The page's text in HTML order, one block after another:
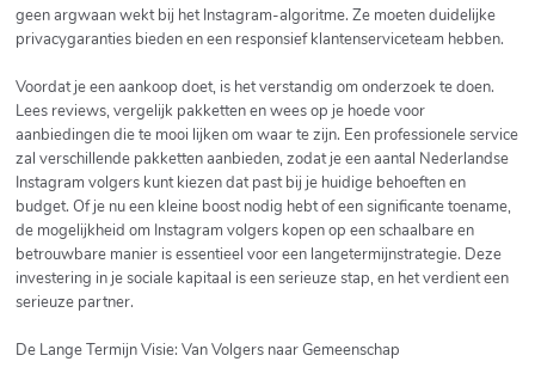
geen argwaan wekt bij het Instagram-algoritme. Ze moeten duidelijke
privacygaranties bieden en een responsief klantenserviceteam hebben.
Voordat je een aankoop doet, is het verstandig om onderzoek te doen.
Lees reviews, vergelijk pakketten en wees op je hoede voor
aanbiedingen die te mooi lijken om waar te zijn. Een professionele service
zal verschillende pakketten aanbieden, zodat je een aantal Nederlandse
Instagram volgers kunt kiezen dat past bij je huidige behoeften en
budget. Of je nu een kleine boost nodig hebt of een significante toename,
de mogelijkheid om Instagram volgers kopen op een schaalbare en
betrouwbare manier is essentieel voor een langetermijnstrategie. Deze
investering in je sociale kapitaal is een serieuze stap, en het verdient een
serieuze partner.
De Lange Termijn Visie: Van Volgers naar Gemeenschap